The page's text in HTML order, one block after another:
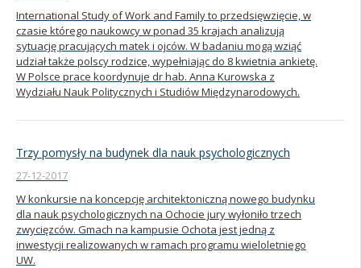
International Study of Work and Family to przedsięwzięcie, w
czasie którego naukowcy w ponad 35 krajach analizują
sytuację pracujących matek i ojców. W badaniu mogą wziąć
udział także polscy rodzice, wypełniając do 8 kwietnia ankietę.
W Polsce prace koordynuje dr hab. Anna Kurowska z
Wydziału Nauk Politycznych i Studiów Międzynarodowych.
Trzy pomysły na budynek dla nauk psychologicznych
27-12-2017
W konkursie na koncepcję architektoniczną nowego budynku
dla nauk psychologicznych na Ochocie jury wyłoniło trzech
zwycięzców. Gmach na kampusie Ochota jest jedną z
inwestycji realizowanych w ramach programu wieloletniego
UW.